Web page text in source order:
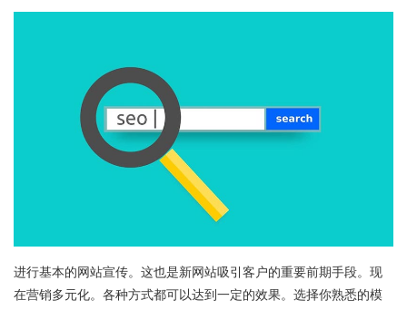
进行基本的网站宣传。这也是新网站吸引客户的重要前期手段。现
在营销多元化。各种方式都可以达到一定的效果。选择你熟悉的模